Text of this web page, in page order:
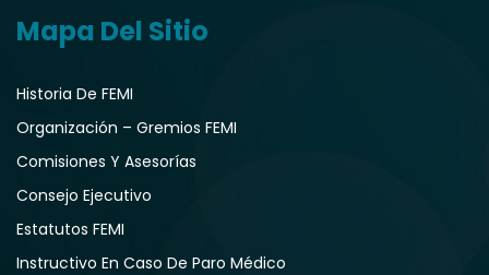
Mapa Del Sitio
Historia De FEMI
Organización – Gremios FEMI
Comisiones Y Asesorías
Consejo Ejecutivo
Estatutos FEMI
Instructivo En Caso De Paro Médico